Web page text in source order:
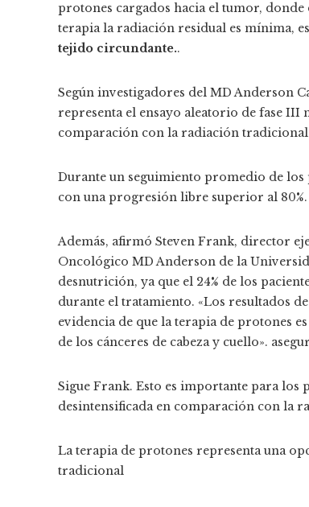
protones cargados hacia el tumor,
terapia la radiación residual es mínima, es
tejido circundante..
Según investigadores del MD Anderson
representa el ensayo aleatorio de fase III
comparación con la radiación
Durante un seguimiento promedio de los
con una progresión libre superior al 80%.
Además, afirmó Steven Frank, director
Oncológico MD Anderson de la
desnutrición, ya que el 24% de los
durante el tratamiento. «Los resultados
evidencia de que la terapia de protones
de los cánceres de cabeza y cuello».
Sigue Frank. Esto es importante para los
desintensificada en comparación con la
La terapia de protones representa una
tradicional